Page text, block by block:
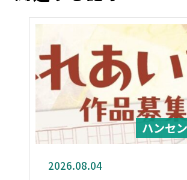
ハンセ
2026.08.04